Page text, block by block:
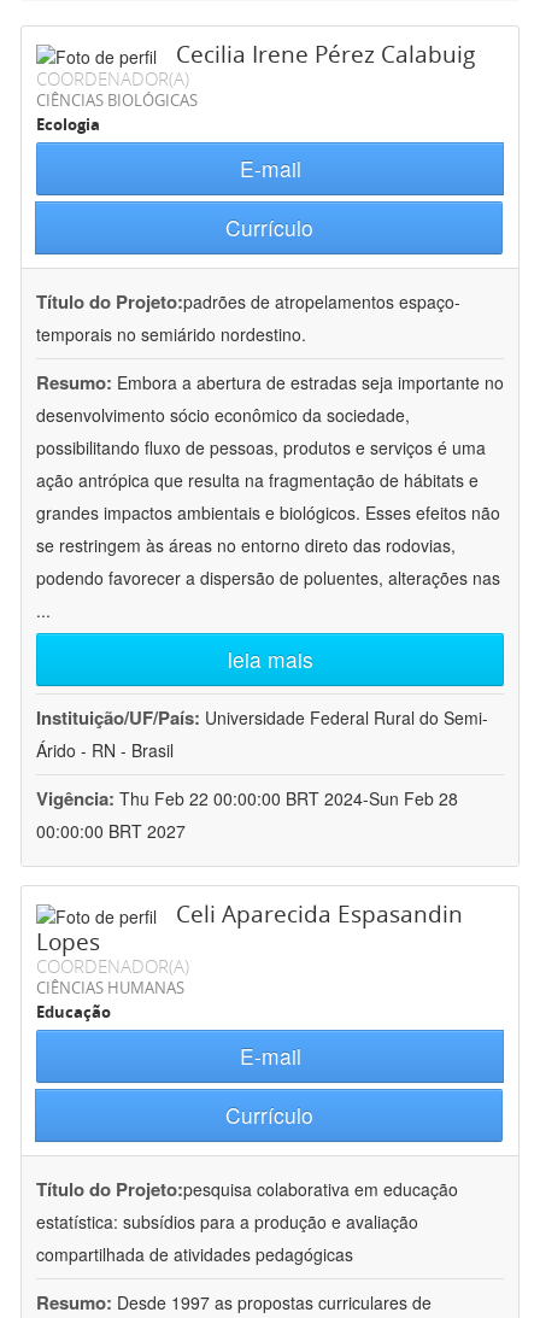
Cecilia Irene Pérez Calabuig
COORDENADOR(A)
CIÊNCIAS BIOLÓGICAS
Ecologia
E-mail
Currículo
Título do Projeto:padrões de atropelamentos espaço-
temporais no semiárido nordestino.
Resumo: Embora a abertura de estradas seja importante no
desenvolvimento sócio econômico da sociedade,
possibilitando fluxo de pessoas, produtos e serviços é uma
ação antrópica que resulta na fragmentação de hábitats e
grandes impactos ambientais e biológicos. Esses efeitos não
se restringem às áreas no entorno direto das rodovias,
podendo favorecer a dispersão de poluentes, alterações nas
...
leia mais
Instituição/UF/País: Universidade Federal Rural do Semi-
Árido - RN - Brasil
Vigência: Thu Feb 22 00:00:00 BRT 2024-Sun Feb 28
00:00:00 BRT 2027
Celi Aparecida Espasandin
Lopes
COORDENADOR(A)
CIÊNCIAS HUMANAS
Educação
E-mail
Currículo
Título do Projeto:pesquisa colaborativa em educação
estatística: subsídios para a produção e avaliação
compartilhada de atividades pedagógicas
Resumo: Desde 1997 as propostas curriculares de